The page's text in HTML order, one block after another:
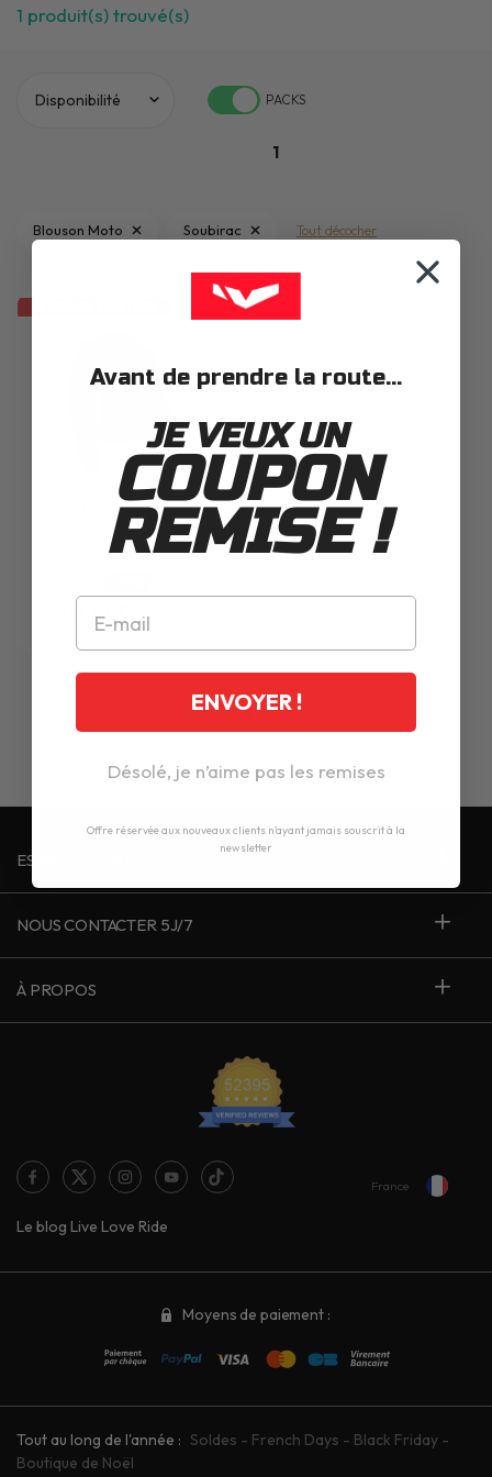
1 produit(s) trouvé(s)
PACKS
1
Blouson Moto Soubirac Tout décocher
SOUBIRACADELE NOIR
avis
317.00€
1
ESPACE CLIENT
NOUS CONTACTER 5J/7
À PROPOS
Le blog Live Love Ride
France
Moyens de paiement :
Tout au long de l'année : Soldes - French Days - Black Friday -
Boutique de Noël
Avant de prendre la route...
JE VEUX UN
COUPON
REMISE !
ENVOYER !
Désolé, je n’aime pas les remises
Offre réservée aux nouveaux clients n'ayant jamais souscrit à la
newsletter